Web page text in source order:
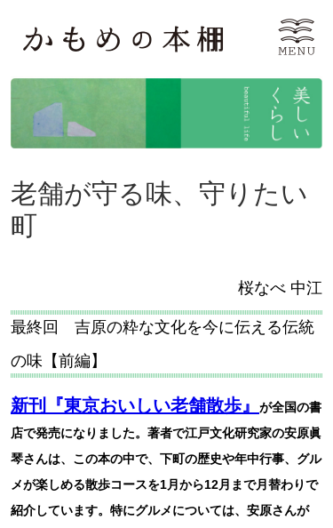
老舗が守る味、守りたい
町
桜なべ 中江
最終回 吉原の粋な文化を今に伝える伝統
の味【前編】
新刊『東京おいしい老舗散歩』
が全国の書
店で発売になりました。著者で江戸文化研究家の安原眞
琴さんは、この本の中で、下町の歴史や年中行事、グル
メが楽しめる散歩コースを1月から12月まで月替わりで
紹介しています。特にグルメについては、安原さんが